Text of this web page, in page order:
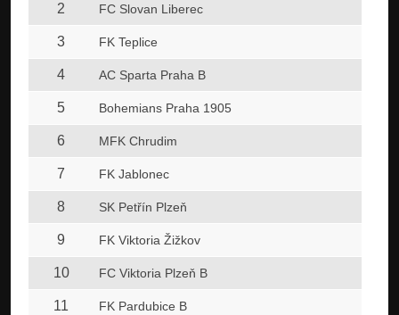
2 FC Slovan Liberec
3 FK Teplice
4 AC Sparta Praha B
5 Bohemians Praha 1905
6 MFK Chrudim
7 FK Jablonec
8 SK Petřín Plzeň
9 FK Viktoria Žižkov
10 FC Viktoria Plzeň B
11 FK Pardubice B